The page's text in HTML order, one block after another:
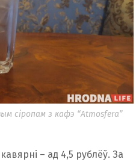
сіропам з кафэ “Atmosfera”
– ад 4,5 рублёў. За